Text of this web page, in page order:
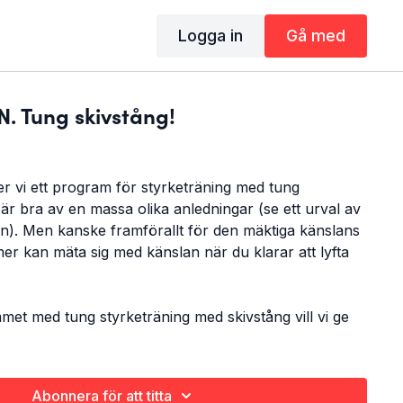
Logga in Gå med
Tung skivstång!
vi ett program för styrketräning med tung
bra av en massa olika anledningar (se ett urval av
Men kanske framförallt för den mäktiga känslans
kan mäta sig med känslan när du klarar att lyfta
med tung styrketräning med skivstång vill vi ge
Abonnera för att titta